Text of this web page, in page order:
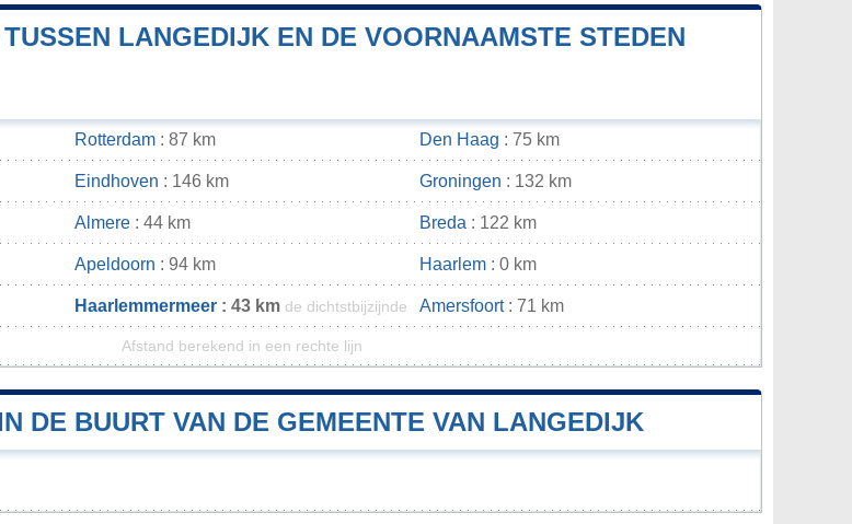
LANGEDIJK EN DE VOORNAAMSTE STEDEN
Rotterdam : 87 km Den Haag : 75 km
Eindhoven : 146 km Groningen : 132 km
Almere : 44 km Breda : 122 km
Apeldoorn : 94 km Haarlem : 0 km
Haarlemmermeer : 43 km de dichtstbijzijnde Amersfoort: 71 km
Afstand berekend in een rechte lijn
DE BUURT VAN DE GEMEENTE VAN LANGEDIJK